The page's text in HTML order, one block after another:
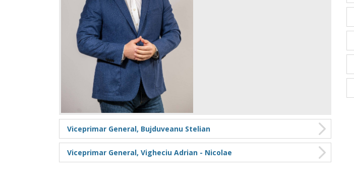
Viceprimar General, Bujduveanu Stelian
Viceprimar General, Vigheciu Adrian - Nicolae